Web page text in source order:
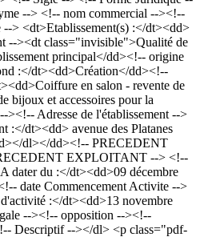
--> <!-- nom commercial --><!--
> <dt>Etablissement(s) :</dt><dd>
--><dt class="invisible">Qualité de
principal</dd><!-- origine
:</dt><dd>Création</dd><!--
en salon - revente de
bijoux et accessoires pour la
><!-- Adresse de l'établissement -->
:</dt><dd> avenue des Platanes
dl></dd><!-- PRECEDENT
EXPLOITANT --> <!--
dater du :</dt><dd>09 décembre
date Commencement Activite -->
:</dt><dd>13 novembre
--><!-- opposition --><!--
Descriptif --></dl> <p class="pdf-